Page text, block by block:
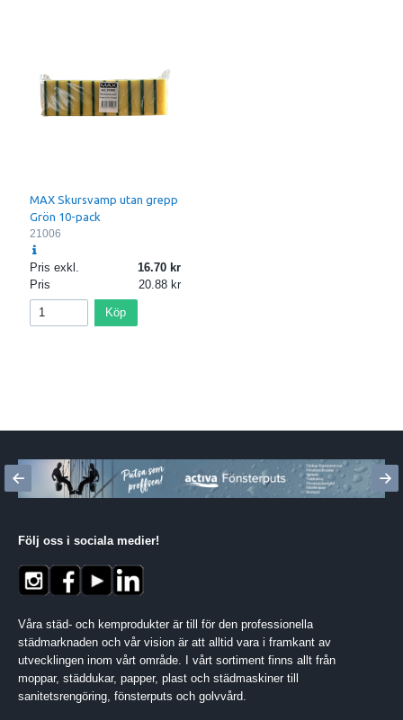
MAX Skursvamp utan grepp
Grön 10-pack
21006
Pris exkl.
16.70
Pris
20.88
Köp
Följ oss i sociala medier!
Våra städ- och kemprodukter är till för den professionella
städmarknaden och vår vision är att alltid vara i framkant av
utvecklingen inom vårt område. I vårt sortiment finns allt från
moppar, städdukar, papper, plast och städmaskiner till
sanitetsrengöring, fönsterputs och golvvård.